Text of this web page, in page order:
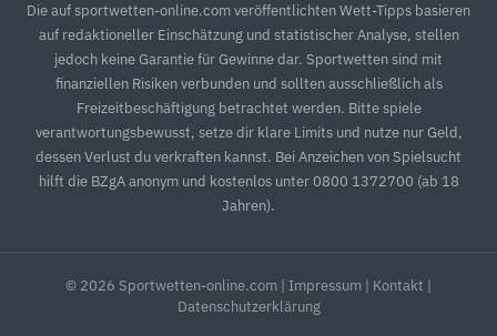
Die auf sportwetten-online.com veröffentlichten Wett-Tipps basieren
auf redaktioneller Einschätzung und statistischer Analyse, stellen
jedoch keine Garantie für Gewinne dar. Sportwetten sind mit
finanziellen Risiken verbunden und sollten ausschließlich als
Freizeitbeschäftigung betrachtet werden. Bitte spiele
verantwortungsbewusst, setze dir klare Limits und nutze nur Geld,
dessen Verlust du verkraften kannst. Bei Anzeichen von Spielsucht
hilft die BZgA anonym und kostenlos unter 0800 1372700 (ab 18
Jahren).
© 2026 Sportwetten-online.com | Impressum Kontakt
Datenschutzerklärung